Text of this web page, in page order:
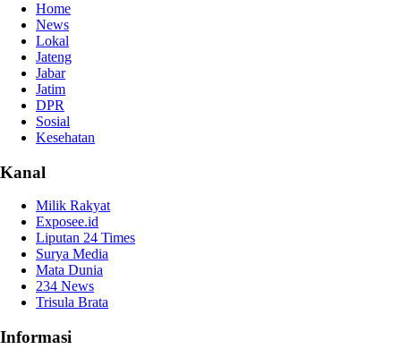
Home
News
Lokal
Jateng
Jabar
Jatim
DPR
Sosial
Kesehatan
Kanal
Milik Rakyat
Exposee.id
Liputan 24 Times
Surya Media
Mata Dunia
234 News
Trisula Brata
Informasi